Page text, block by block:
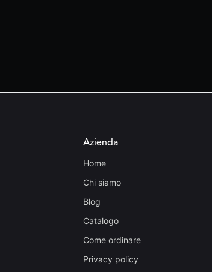
Azienda
Home
Chi siamo
Blog
Catalogo
Come ordinare
Privacy policy